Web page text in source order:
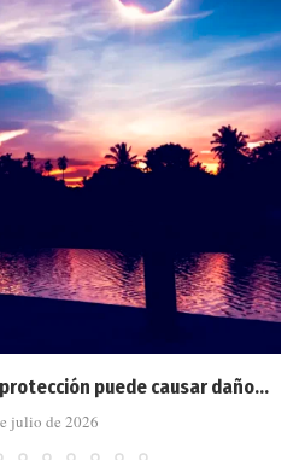
puede causar daño...
julio de 2026